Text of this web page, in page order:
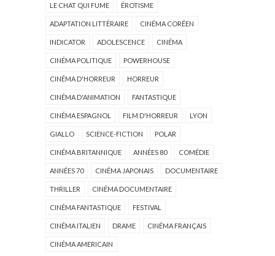
LE CHAT QUI FUME ÉROTISME
ADAPTATION LITTÉRAIRE CINÉMA CORÉEN
INDICATOR ADOLESCENCE CINÉMA
CINÉMA POLITIQUE POWERHOUSE
CINÉMA D'HORREUR HORREUR
CINÉMA D'ANIMATION FANTASTIQUE
CINÉMA ESPAGNOL FILM D'HORREUR LYON
GIALLO SCIENCE-FICTION POLAR
CINÉMA BRITANNIQUE ANNÉES 80 COMÉDIE
ANNÉES 70 CINÉMA JAPONAIS DOCUMENTAIRE
THRILLER CINÉMA DOCUMENTAIRE
CINÉMA FANTASTIQUE FESTIVAL
CINÉMA ITALIEN DRAME CINÉMA FRANÇAIS
CINÉMA AMERICAIN